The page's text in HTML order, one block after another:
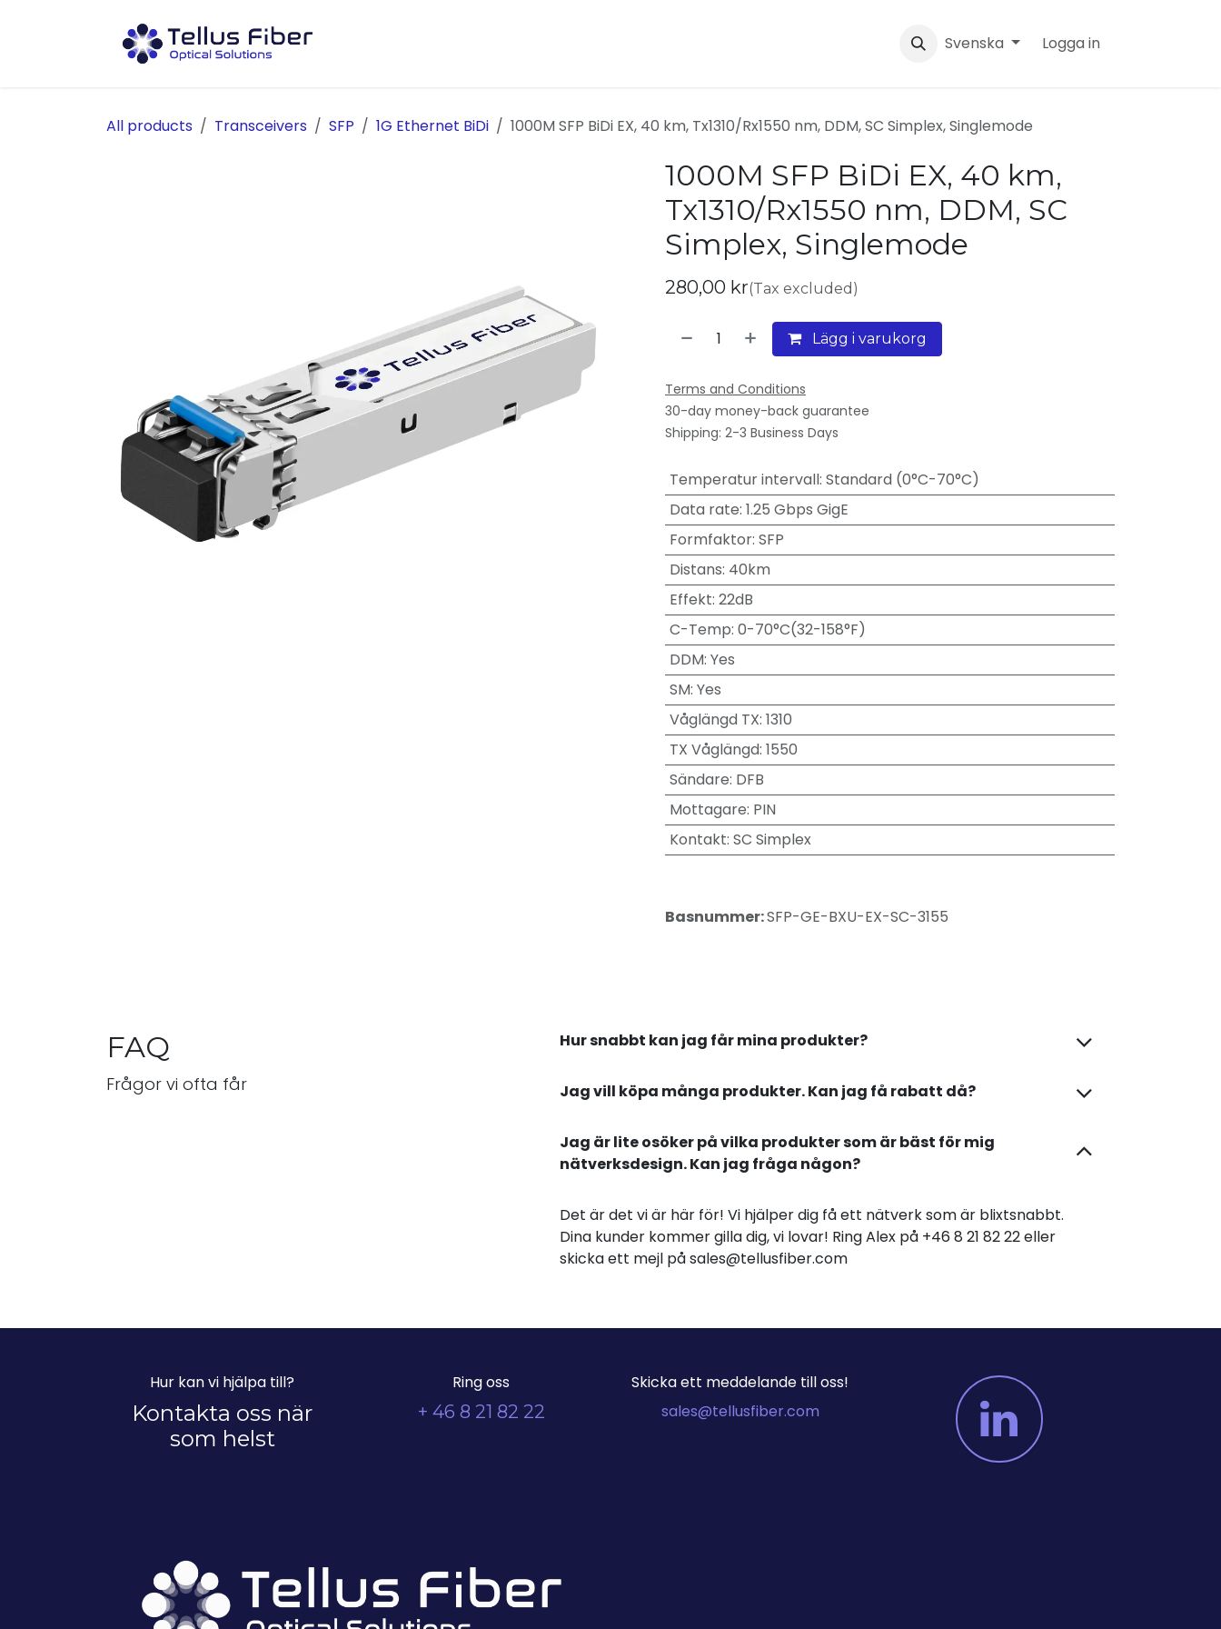
Svenska Logga in
All products Transceivers SFP 1G Ethernet BiDi 1000M SFP BiDi EX, 40 km, Tx1310/Rx1550 nm, DDM, SC Simplex, Singlemode
1000M SFP BiDi EX, 40 km,
Tx1310/Rx1550 nm, DDM, SC
Simplex, Singlemode
280,00 kr(Tax excluded)
Lägg i varukorg
Terms and Conditions
30-day money-back guarantee
Shipping: 2-3 Business Days
Temperatur intervall: Standard (0°C-70°C)
Data rate: 1.25 Gbps GigE
Formfaktor: SFP
Distans: 40km
Effekt: 22dB
C-Temp: 0-70°C(32-158°F)
DDM: Yes
SM: Yes
Våglängd TX: 1310
TX Våglängd: 1550
Sändare: DFB
Mottagare: PIN
Kontakt: SC Simplex
Basnummer:SFP-GE-BXU-EX-SC-3155
FAQ
Frågor vi ofta får
Hur snabbt kan jag får mina produkter?
Jag vill köpa många produkter. Kan jag få rabatt då?
Jag är lite osöker på vilka produkter som är bäst för mig
nätverksdesign. Kan jag fråga någon?
Det är det vi är här för! Vi hjälper dig få ett nätverk som är blixtsnabbt.
Dina kunder kommer gilla dig, vi lovar! Ring Alex på +46 8 21 82 22 eller
skicka ett mejl på sales@tellusfiber.com
Hur kan vi hjälpa till?
Kontakta oss när
som helst
Ring oss
+ 46 8 21 82 22
Skicka ett meddelande till oss!
sales@tellusfiber.com